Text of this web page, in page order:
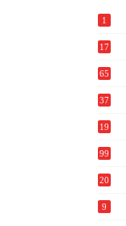
1
17
65
37
19
99
20
9